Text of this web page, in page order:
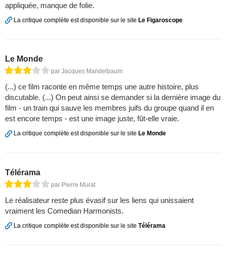
appliquée, manque de folie.
La critique complète est disponible sur le site Le Figaroscope
Le Monde
par Jacques Mandelbaum
(...) ce film raconte en même temps une autre histoire, plus
discutable. (...) On peut ainsi se demander si la dernière image du
film - un train qui sauve les membres juifs du groupe quand il en
est encore temps - est une image juste, fût-elle vraie.
La critique complète est disponible sur le site Le Monde
Télérama
par Pierre Murat
Le réalisateur reste plus évasif sur les liens qui unissaient
vraiment les Comedian Harmonists.
La critique complète est disponible sur le site Télérama